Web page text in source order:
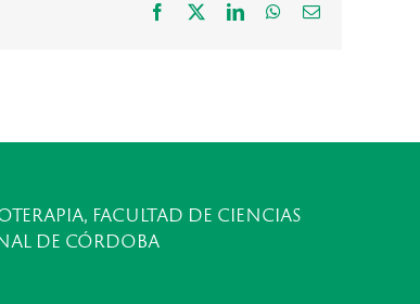
Facebook LinkedInWhatsApp
Correo
FACULTAD DE CIENCIAS
DE CÓRDOBA